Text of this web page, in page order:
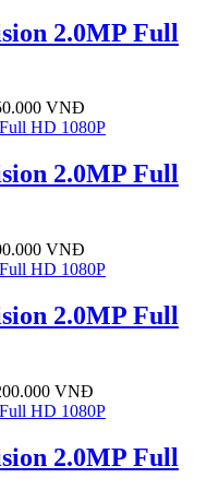
2.0MP Full
VNĐ
2.0MP Full
VNĐ
2.0MP Full
VNĐ
2.0MP Full